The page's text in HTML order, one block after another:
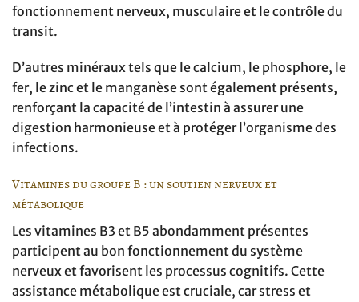
fonctionnement nerveux, musculaire et le contrôle du
transit.
D’autres minéraux tels que le calcium, le phosphore, le
fer, le zinc et le manganèse sont également présents,
renforçant la capacité de l’intestin à assurer une
digestion harmonieuse et à protéger l’organisme des
infections.
Vitamines du groupe B : un soutien nerveux et
métabolique
Les vitamines B3 et B5 abondamment présentes
participent au bon fonctionnement du système
nerveux et favorisent les processus cognitifs. Cette
assistance métabolique est cruciale, car stress et